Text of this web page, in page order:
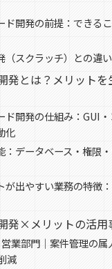
ド開発の前提：できる
（スクラッチ）との違
発とは？メリットを
ド開発の仕組み：GUI
化
：データベース・権限
が出やすい業務の特徴
発×メリットの活用
業部門｜案件管理の属
減